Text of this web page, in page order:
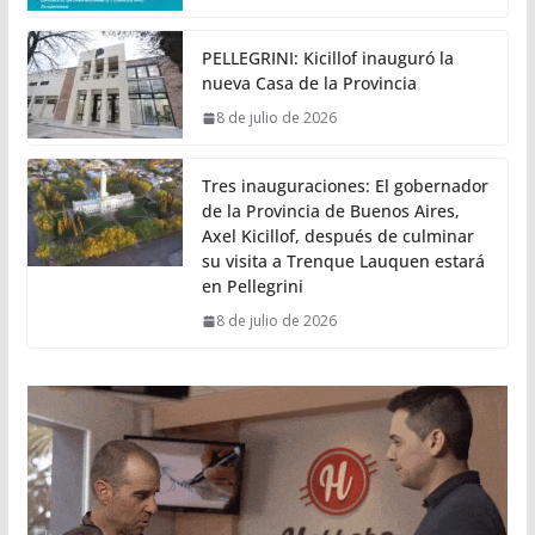
PELLEGRINI: Kicillof inauguró la
nueva Casa de la Provincia
8 de julio de 2026
Tres inauguraciones: El gobernador
de la Provincia de Buenos Aires,
Axel Kicillof, después de culminar
su visita a Trenque Lauquen estará
en Pellegrini
8 de julio de 2026